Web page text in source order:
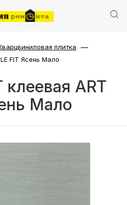
плитка —
FIT Ясень Мало
клеевая ART
Мало